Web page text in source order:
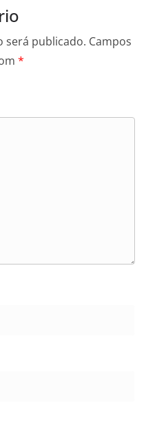
será publicado. Campos
*